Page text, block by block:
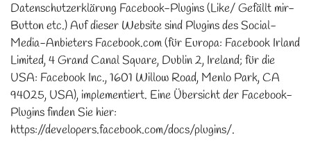
Datenschutzerklärung Facebook-Plugins (Like/ Gefällt mir-
Button etc.) Auf dieser Website sind Plugins des Social-
Media-Anbieters Facebook.com (für Europa: Facebook Irland
Limited, 4 Grand Canal Square, Dublin 2, Ireland; für die
USA: Facebook Inc., 1601 Willow Road, Menlo Park, CA
94025, USA), implementiert. Eine Übersicht der Facebook-
Plugins finden Sie hier:
https://developers.facebook.com/docs/plugins/.